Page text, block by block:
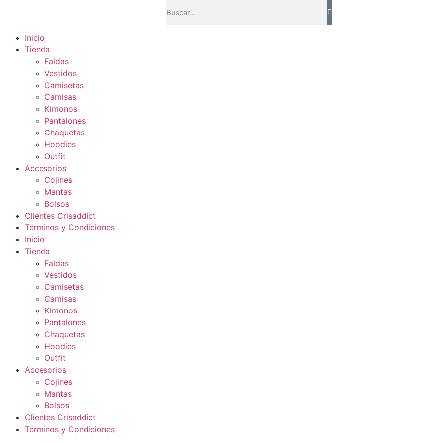
Inicio
Tienda
Faldas
Vestidos
Camisetas
Camisas
Kimonos
Pantalones
Chaquetas
Hoodies
Outfit
Accesorios
Cojines
Mantas
Bolsos
Clientes Crisaddict
Términos y Condiciones
Inicio
Tienda
Faldas
Vestidos
Camisetas
Camisas
Kimonos
Pantalones
Chaquetas
Hoodies
Outfit
Accesorios
Cojines
Mantas
Bolsos
Clientes Crisaddict
Términos y Condiciones